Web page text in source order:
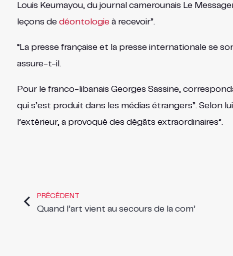
Louis Keumayou, du journal camerounais Le
leçons de déontologieà recevoir”.
“La presse française et la presse internationale se
assure-t-il.
Pour le franco-libanais Georges Sassine,
qui s’est produit dans les médias étrangers”. Selon
l’extérieur, a provoqué des dégâts extraordinaires”.
PRÉCÉDENT
Quand l’art vient au secours de la com’